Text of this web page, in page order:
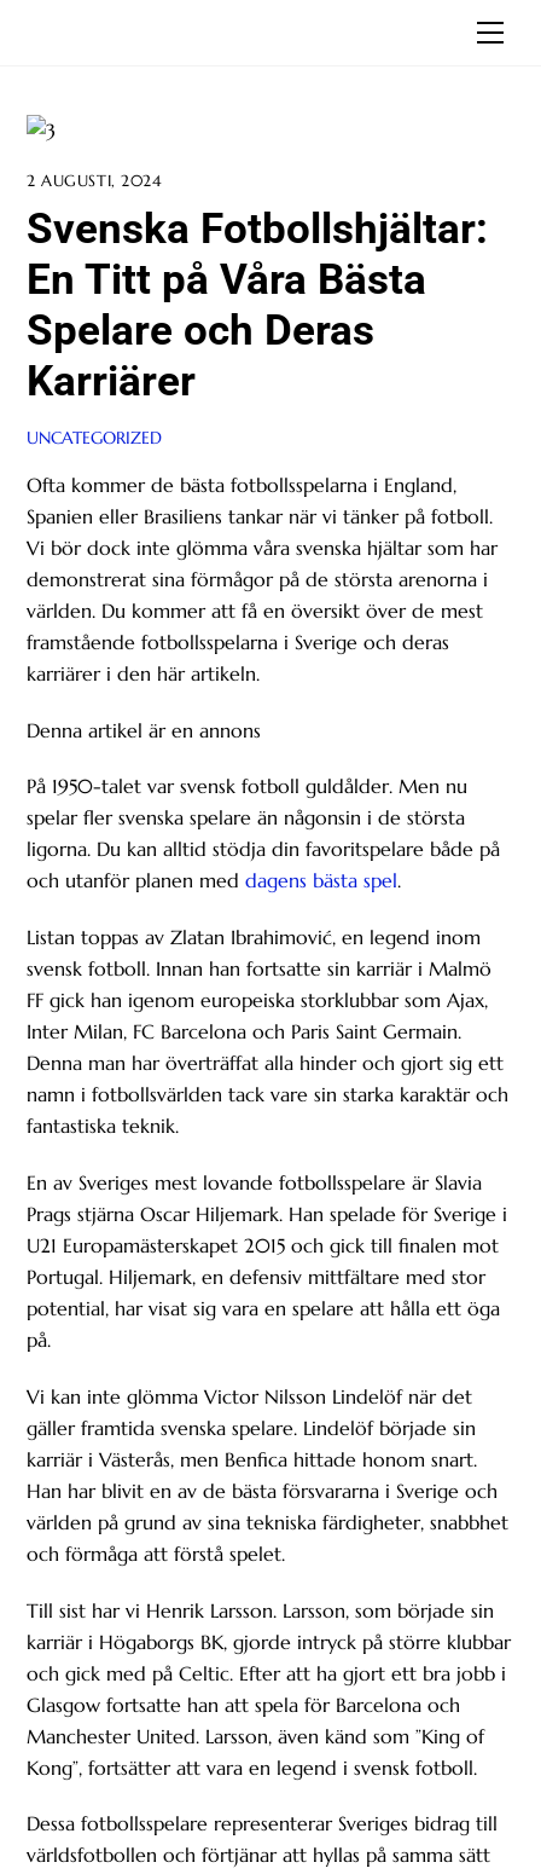
2 AUGUSTI, 2024
Svenska Fotbollshjältar:
En Titt på Våra Bästa
Spelare och Deras
Karriärer
UNCATEGORIZED
Ofta kommer de bästa fotbollsspelarna i England,
Spanien eller Brasiliens tankar när vi tänker på fotboll.
Vi bör dock inte glömma våra svenska hjältar som har
demonstrerat sina förmågor på de största arenorna i
världen. Du kommer att få en översikt över de mest
framstående fotbollsspelarna i Sverige och deras
karriärer i den här artikeln.
Denna artikel är en annons
På 1950-talet var svensk fotboll guldålder. Men nu
spelar fler svenska spelare än någonsin i de största
ligorna. Du kan alltid stödja din favoritspelare både på
och utanför planen meddagens bästa spel.
Listan toppas av Zlatan Ibrahimović, en legend inom
svensk fotboll. Innan han fortsatte sin karriär i Malmö
FF gick han igenom europeiska storklubbar som Ajax,
Inter Milan, FC Barcelona och Paris Saint Germain.
Denna man har överträffat alla hinder och gjort sig ett
namn i fotbollsvärlden tack vare sin starka karaktär och
fantastiska teknik.
En av Sveriges mest lovande fotbollsspelare är Slavia
Prags stjärna Oscar Hiljemark. Han spelade för Sverige i
U21 Europamästerskapet 2015 och gick till finalen mot
Portugal. Hiljemark, en defensiv mittfältare med stor
potential, har visat sig vara en spelare att hålla ett öga
på.
Vi kan inte glömma Victor Nilsson Lindelöf när det
gäller framtida svenska spelare. Lindelöf började sin
karriär i Västerås, men Benfica hittade honom snart.
Han har blivit en av de bästa försvararna i Sverige och
världen på grund av sina tekniska färdigheter, snabbhet
och förmåga att förstå spelet.
Till sist har vi Henrik Larsson. Larsson, som började sin
karriär i Högaborgs BK, gjorde intryck på större klubbar
och gick med på Celtic. Efter att ha gjort ett bra jobb i
Glasgow fortsatte han att spela för Barcelona och
Manchester United. Larsson, även känd som ”King of
Kong”, fortsätter att vara en legend i svensk fotboll.
Dessa fotbollsspelare representerar Sveriges bidrag till
världsfotbollen och förtjänar att hyllas på samma sätt